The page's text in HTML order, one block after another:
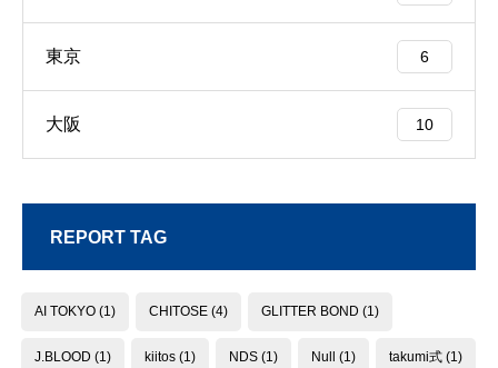
東京 6
大阪 10
REPORT TAG
AI TOKYO (1) CHITOSE (4) GLITTER BOND (1)
J.BLOOD (1) kiitos (1) NDS (1) Null (1) takumi式 (1)